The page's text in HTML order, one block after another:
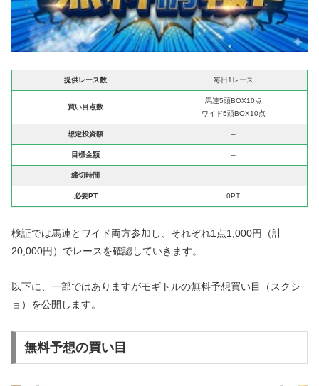
提供レース数 毎日1レース
買い目点数
馬連5頭BOX10点
ワイド5頭BOX10点
想定投資額 –
目標金額 –
締切時間 –
必要PT 0PT
検証では馬連とワイド両方参加し、それぞれ1点1,000円（計
20,000円）でレースを確認していきます。
以下に、一部ではありますがモギトルの無料予想買い目（スクシ
ョ）を公開します。
無料予想の買い目